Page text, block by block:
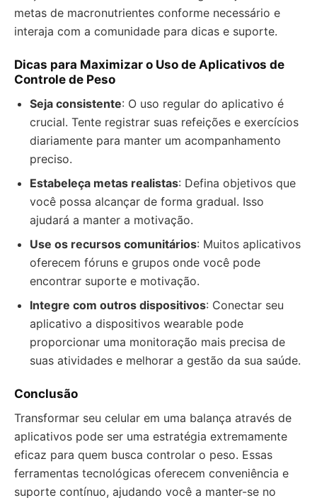
metas de macronutrientes conforme necessário e
interaja com a comunidade para dicas e suporte.
Dicas para Maximizar o Uso de Aplicativos de
Controle de Peso
Seja consistente: O uso regular do aplicativo é
crucial. Tente registrar suas refeições e exercícios
diariamente para manter um acompanhamento
preciso.
Estabeleça metas realistas: Defina objetivos que
você possa alcançar de forma gradual. Isso
ajudará a manter a motivação.
Use os recursos comunitários: Muitos aplicativos
oferecem fóruns e grupos onde você pode
encontrar suporte e motivação.
Integre com outros dispositivos: Conectar seu
aplicativo a dispositivos wearable pode
proporcionar uma monitoração mais precisa de
suas atividades e melhorar a gestão da sua saúde.
Conclusão
Transformar seu celular em uma balança através de
aplicativos pode ser uma estratégia extremamente
eficaz para quem busca controlar o peso. Essas
ferramentas tecnológicas oferecem conveniência e
suporte contínuo, ajudando você a manter-se no